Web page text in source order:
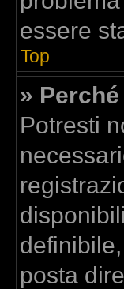
essere
Top
»
Potresti
posta